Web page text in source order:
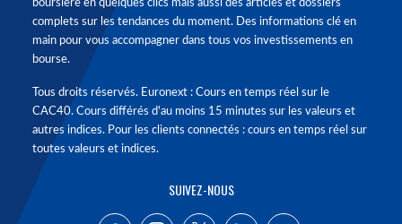
boursière en quelques clics mais aussi des articles et dossiers
complets sur les tendances du moment. Des informations clé en
main pour vous accompagner dans tous vos investissements en
bourse.
Tous droits réservés. Euronext : Cours en temps réel sur le
CAC40. Cours différés d'au moins 15 minutes sur les valeurs et
autres indices. Pour les clients connectés : cours en temps réel sur
toutes valeurs et indices.
SUIVEZ-NOUS